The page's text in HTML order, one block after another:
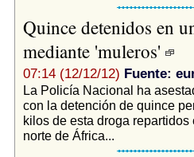
Quince detenidos en
mediante 'muleros'
07:14 (12/12/12) Fuente:
La Policía Nacional ha
con la detención de quince
kilos de esta droga
norte de África...